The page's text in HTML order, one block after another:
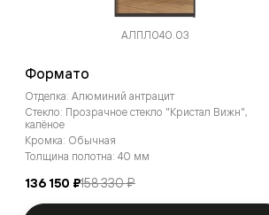
АЛПЛ040.03
Формато
Отделка: Алюминий антрацит
Стекло: Прозрачное стекло "Кристал Вижн",
калёное
Кромка: Обычная
Толщина полотна: 40 мм
136 150 ₽158 330 ₽